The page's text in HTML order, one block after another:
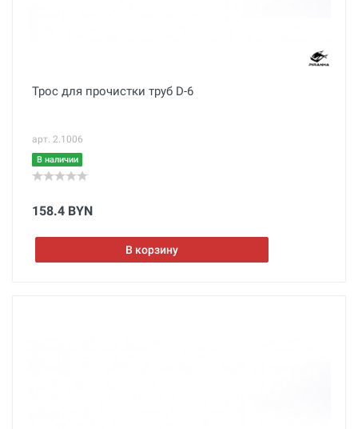
Трос для прочистки труб D-6
арт. 2.1006
В наличии
158.4 BYN
В корзину